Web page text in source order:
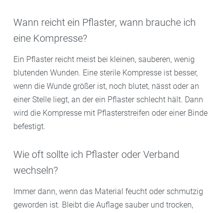
Wann reicht ein Pflaster, wann brauche ich
eine Kompresse?
Ein Pflaster reicht meist bei kleinen, sauberen, wenig
blutenden Wunden. Eine sterile Kompresse ist besser,
wenn die Wunde größer ist, noch blutet, nässt oder an
einer Stelle liegt, an der ein Pflaster schlecht hält. Dann
wird die Kompresse mit Pflasterstreifen oder einer Binde
befestigt.
Wie oft sollte ich Pflaster oder Verband
wechseln?
Immer dann, wenn das Material feucht oder schmutzig
geworden ist. Bleibt die Auflage sauber und trocken,